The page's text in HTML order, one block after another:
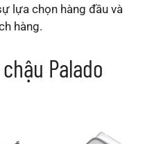
lựa chọn hàng đầu và
hàng.
Palado